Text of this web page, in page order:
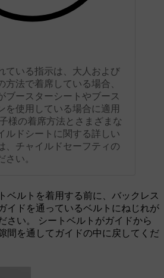
ている指示は、大人および
方法で着席している場合、
ブースターシートやブース
を使用している場合に適用
様の着席方法とさまざまな
ルドシートに関する詳しい
、チャイルドセーフティの
さい。
ベルトを着用する前に、バックレス
イドを通っているベルトにねじれが
さい。 シートベルトがガイドから
間を通してガイドの中に戻してくだ